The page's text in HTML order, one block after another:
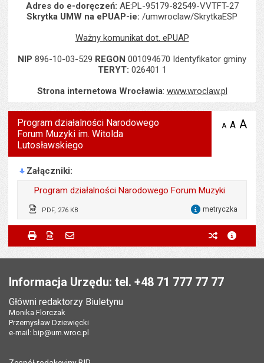
Adres do e-doręczeń: AE:PL-95179-82549-VVTFT-27
Skrytka UMW na ePUAP-ie: /umwroclaw/SkrytkaESP
Ważny komunikat dot. ePUAP
NIP 896-10-03-529 REGON 001094670 Identyfikator gminy
TERYT: 026401 1
Strona internetowa Wrocławia: www.wroclaw.pl
Program działalności Narodowego
Forum Muzyki im. Witolda
Lutosławskiego
A zmniejsz
A A
Załączniki
Program działalności Narodowego Forum Muzyki
PDF, 276 KB metryczka
Odpowiedzialny za treść:
Data wytworzenia:
28.08.2024
Data opublikowania:
04.09.2024 14:17
Liczba pobrań:
Metryczka
Odpowiedzialny za treść:
Ostatnio zaktualizował:
Data ostatniej aktualizacji:
Powiadom znajomego
Powiadom znajomego
Twoje imię i nazwisko
Twój adres e-mail Pole wymagane
Tytuł e-mailaPole wymagane
*
Adres e-mail znajomego
Drukuj Zapisz do PDF poprzednie
Informacja Urzędu: tel. +48 71 777 77 77
Główni redaktorzy Biuletynu
Monika Florczak
Przemysław Dziewięcki
e-mail: bip@um.wroc.pl